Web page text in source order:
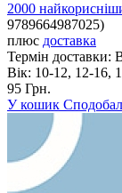
2000
9789664987025)
плюс доставка
Термін доставки:
Вік: 10-12, 12-16,
95 Грн.
У кошик